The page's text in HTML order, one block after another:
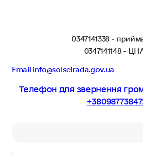
0347141338 -
0347141148 -
Email info@solselrada.gov.ua
Телефон для звернення